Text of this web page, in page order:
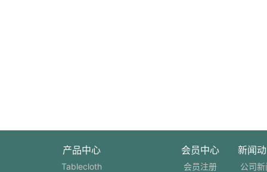
产品中心
Tablecloth
会员中心
会员注册
新闻
公司新